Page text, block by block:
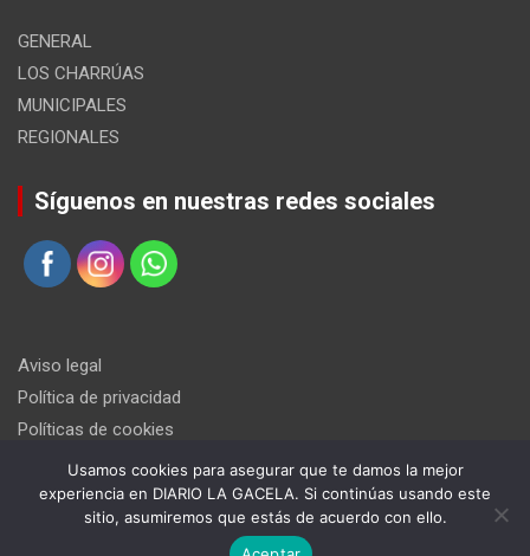
GENERAL
LOS CHARRÚAS
MUNICIPALES
REGIONALES
Síguenos en nuestras redes sociales
Aviso legal
Política de privacidad
Políticas de cookies
Usamos cookies para asegurar que te damos la mejor
experiencia en DIARIO LA GACELA. Si continúas usando este
sitio, asumiremos que estás de acuerdo con ello.